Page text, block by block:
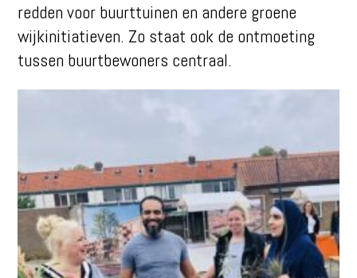
redden voor buurttuinen en andere groene
wijkinitiatieven. Zo staat ook de ontmoeting
tussen buurtbewoners centraal.